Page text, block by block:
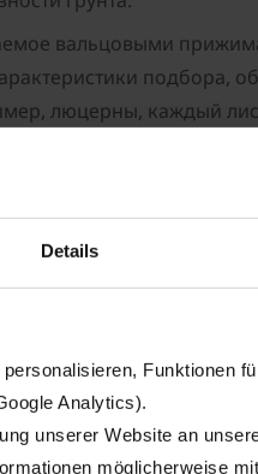
Details
Funktionen
Analytics).
unserer Website an
möglicherweise
вальцовыми
подбора,
люцерны, каждый
достигнуть
валка: посредине,
урожая.
ISOBUS с
уборки для